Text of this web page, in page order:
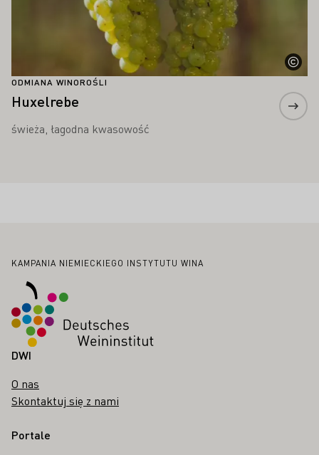
ODMIANA WINOROŚLI
Huxelrebe
świeża, łagodna kwasowość
Stopka
KAMPANIA NIEMIECKIEGO INSTYTUTU WINA
DWI
O nas
Skontaktuj się z nami
Portale